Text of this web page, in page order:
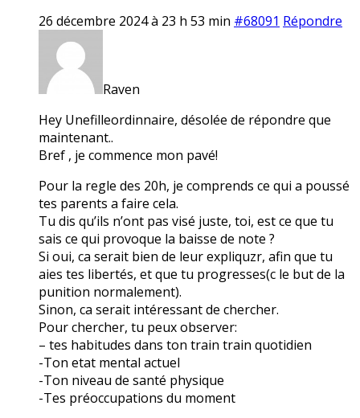
26 décembre 2024 à 23 h 53 min #68091 Répondre
Raven
Hey Unefilleordinnaire, désolée de répondre que
maintenant..
Bref , je commence mon pavé!
Pour la regle des 20h, je comprends ce qui a poussé
tes parents a faire cela.
Tu dis qu’ils n’ont pas visé juste, toi, est ce que tu
sais ce qui provoque la baisse de note ?
Si oui, ca serait bien de leur expliquzr, afin que tu
aies tes libertés, et que tu progresses(c le but de la
punition normalement).
Sinon, ca serait intéressant de chercher.
Pour chercher, tu peux observer:
– tes habitudes dans ton train train quotidien
-Ton etat mental actuel
-Ton niveau de santé physique
-Tes préoccupations du moment